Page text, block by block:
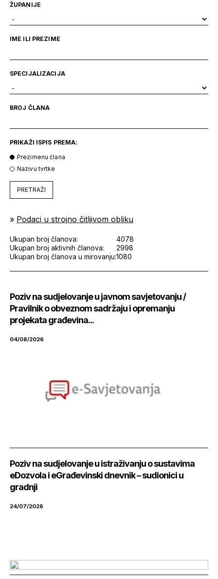
ŽUPANIJE
IME ILI PREZIME
SPECIJALIZACIJA
BROJ ČLANA
PRIKAŽI ISPIS PREMA:
Prezimenu člana
Nazivu tvrtke
PRETRAŽI
» Podaci u strojno čitljivom obliku
Ukupan broj članova:
4078
Ukupan broj aktivnih članova:
2998
Ukupan broj članova u mirovanju:1080
Poziv na sudjelovanje u javnom savjetovanju /
Pravilnik o obveznom sadržaju i opremanju
projekata građevina...
04/08/2026
Poziv na sudjelovanje u istraživanju o sustavima
eDozvola i eGrađevinski dnevnik – sudionici u
gradnji
24/07/2026